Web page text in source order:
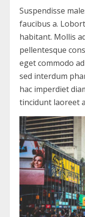
Suspendisse
faucibus a.
habitant. Mollis
pellentesque
eget commodo
sed interdum
hac imperdiet
tincidunt laoreet